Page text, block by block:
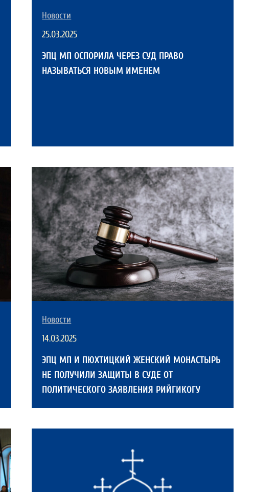
Новости
25.03.2025
ЭПЦ МП ОСПОРИЛА ЧЕРЕЗ СУД ПРАВО
НАЗЫВАТЬСЯ НОВЫМ ИМЕНЕМ
Новости
14.03.2025
ЭПЦ МП И ПЮХТИЦКИЙ ЖЕНСКИЙ МОНАСТЫРЬ
НЕ ПОЛУЧИЛИ ЗАЩИТЫ В СУДЕ ОТ
ПОЛИТИЧЕСКОГО ЗАЯВЛЕНИЯ РИЙГИКОГУ